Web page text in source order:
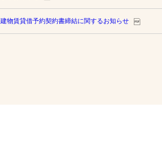
物賃貸借予約契約書締結に関するお知らせ